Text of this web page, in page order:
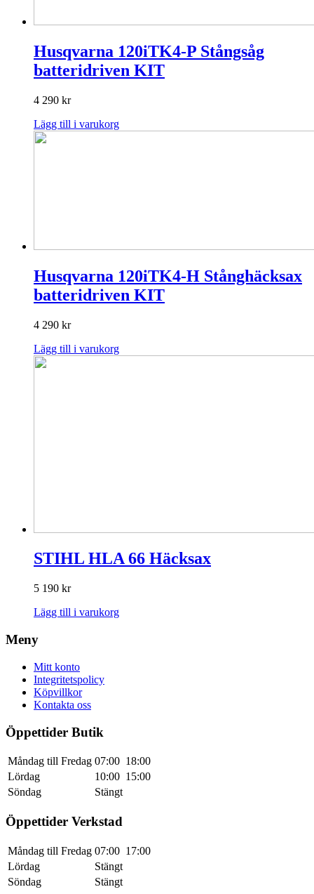
Husqvarna 120iTK4-P Stångsåg
batteridriven KIT
4 290 kr
Lägg till i varukorg
Husqvarna 120iTK4-H Stånghäcksax
batteridriven KIT
4 290 kr
Lägg till i varukorg
STIHL HLA 66 Häcksax
5 190 kr
Lägg till i varukorg
Meny
Mitt konto
Integritetspolicy
Köpvillkor
Kontakta oss
Öppettider Butik
Måndag till Fredag 07:00 18:00
Lördag
10:00 15:00
Söndag
Stängt
Öppettider Verkstad
Måndag till Fredag 07:00 17:00
Lördag
Stängt
Söndag
Stängt